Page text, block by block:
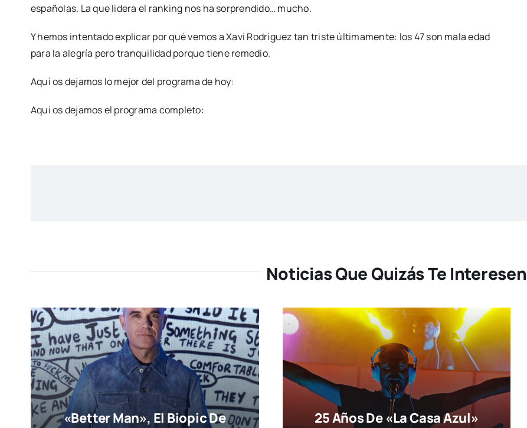
españolas. La que lidera el ranking nos ha sorprendido… mucho.
Y hemos intentado explicar por qué vemos a Xavi Rodríguez tan triste últimamente: los 47 son mala edad
para la alegría pero tranquilidad porque tiene remedio.
Aquí os dejamos lo mejor del programa de hoy:
Aquí os dejamos el programa completo:
Noticias Que Quizás Te Interesen
«Better Man», El Biopic De
25 Años De «La Casa Azul»